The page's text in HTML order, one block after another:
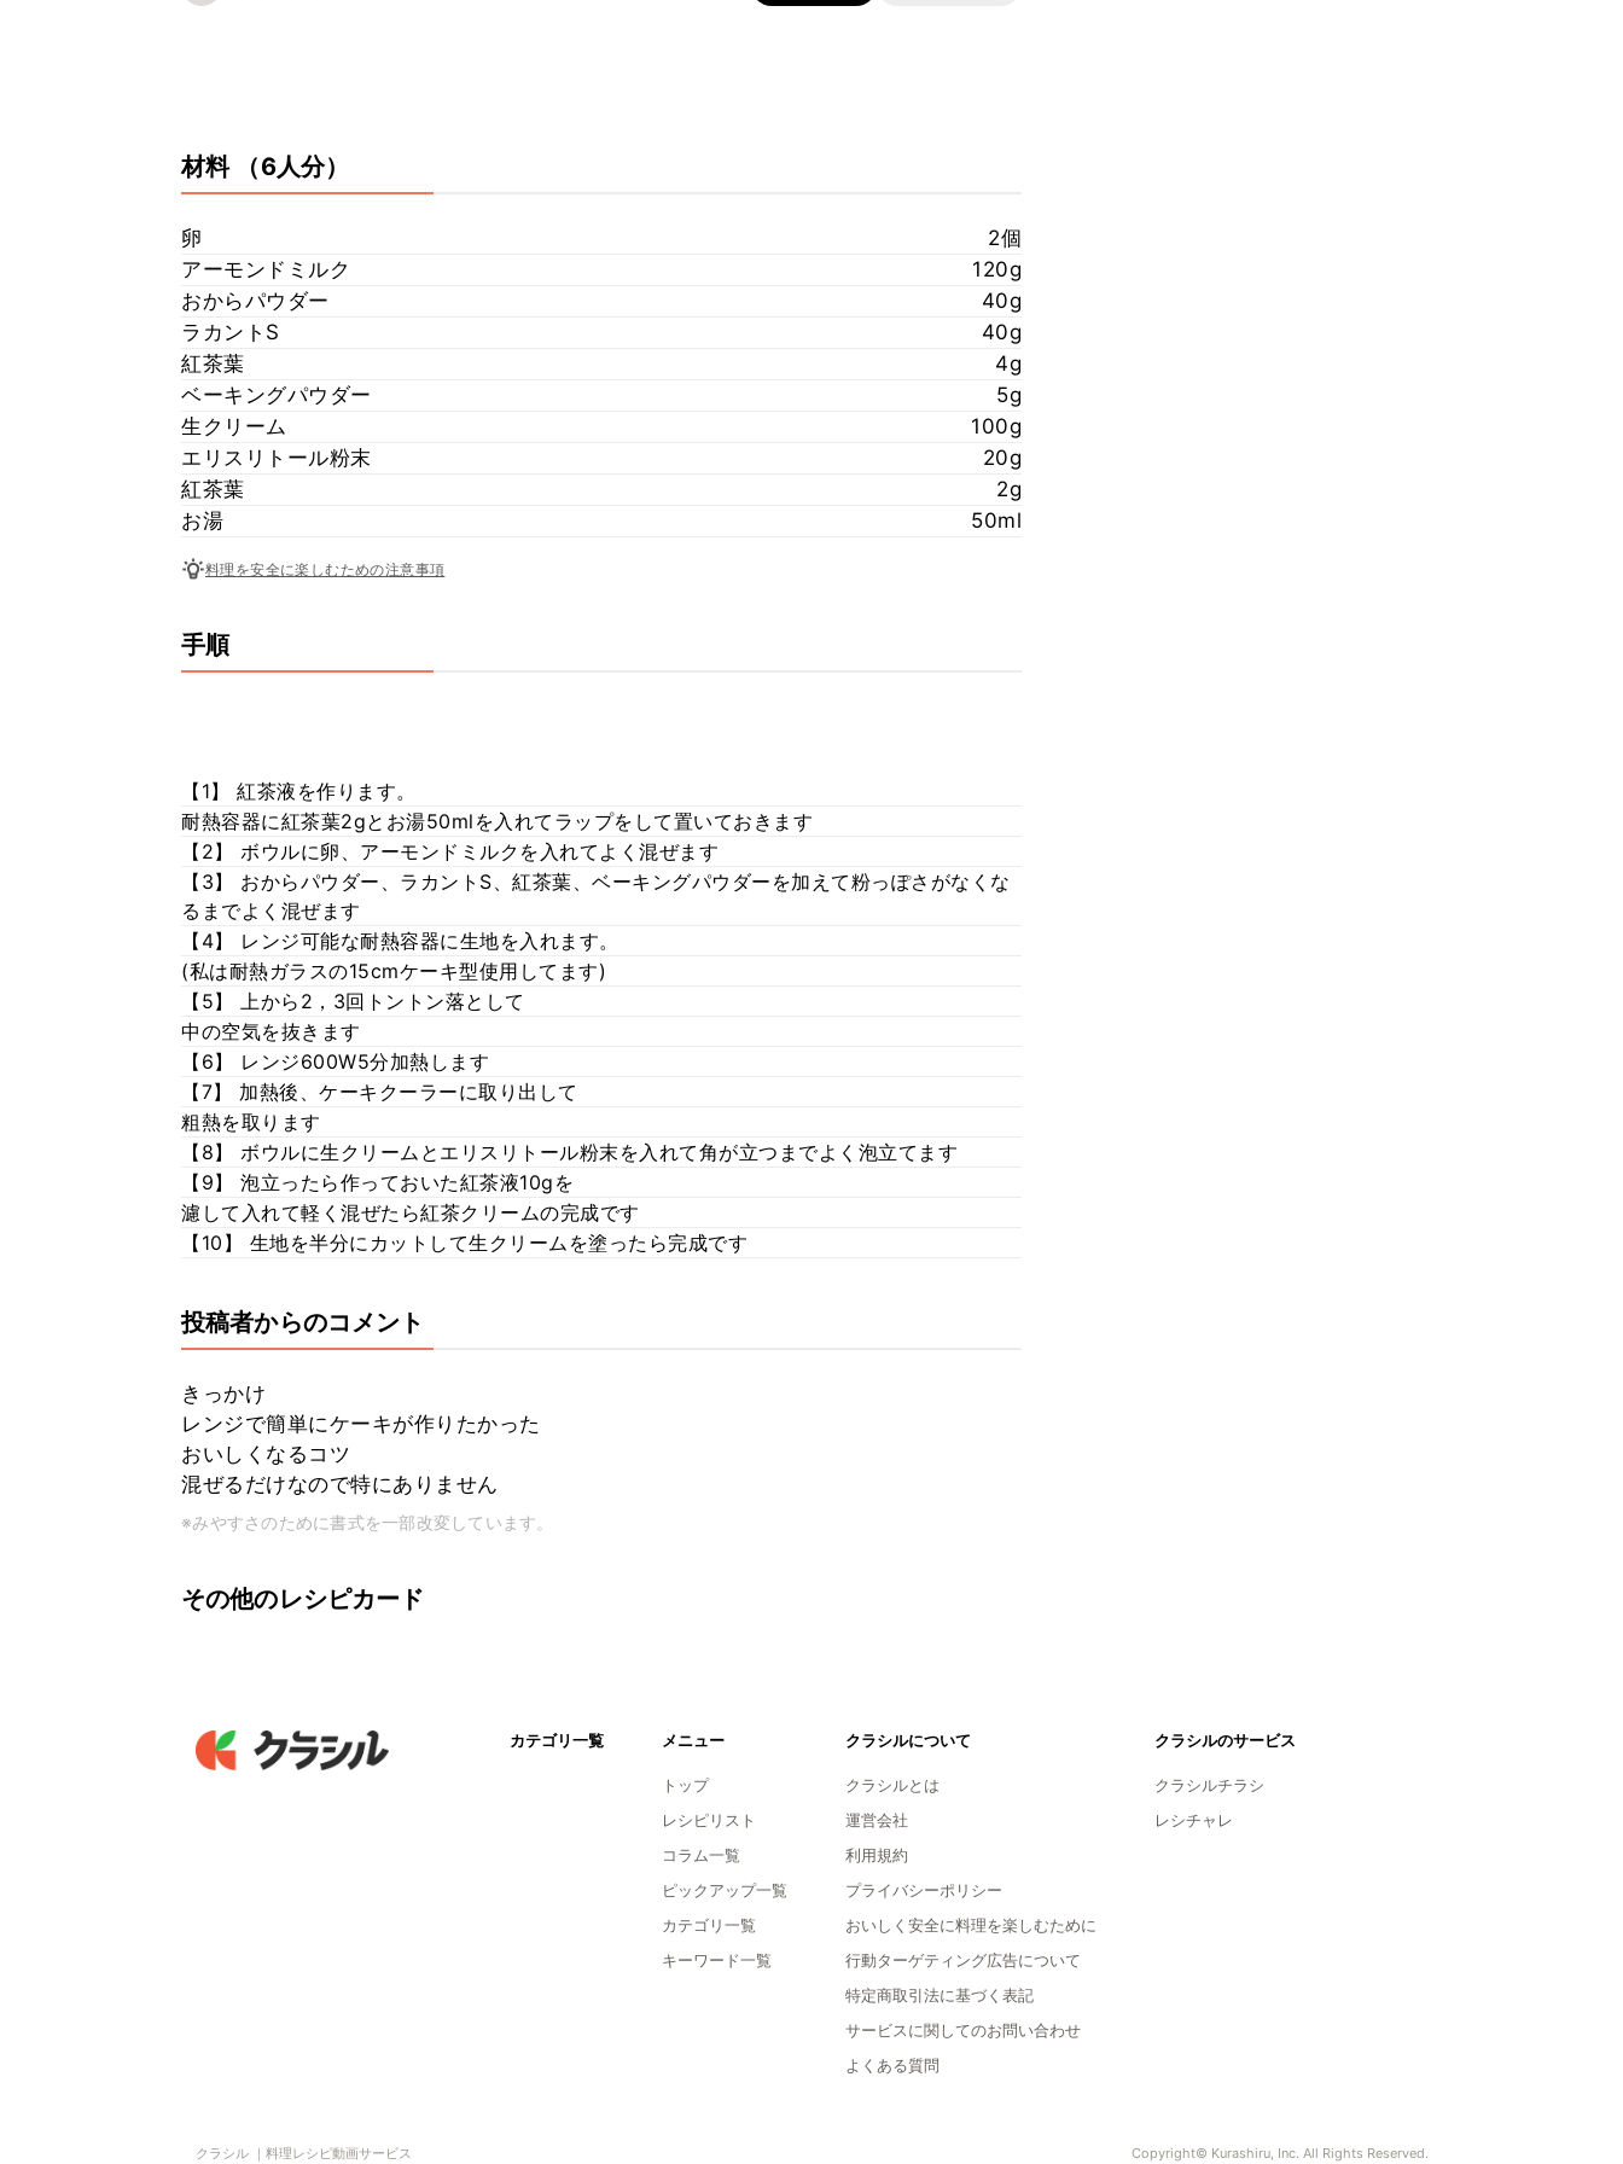
材料 （6人分）
卵
2個
アーモンドミルク
120g
おからパウダー
40g
ラカントS
40g
紅茶葉
4g
ベーキングパウダー
5g
生クリーム
100g
エリスリトール粉末
20g
紅茶葉
2g
お湯
50ml
料理を安全に楽しむための注意事項
手順
【1】 紅茶液を作ります。
耐熱容器に紅茶葉2gとお湯50mlを入れてラップをして置いておきます
【2】 ボウルに卵、アーモンドミルクを入れてよく混ぜます
【3】 おからパウダー、ラカントS、紅茶葉、ベーキングパウダーを加えて粉っぽさがなくな
るまでよく混ぜます
【4】 レンジ可能な耐熱容器に生地を入れます。
(私は耐熱ガラスの15cmケーキ型使用してます)
【5】 上から2，3回トントン落として
中の空気を抜きます
【6】 レンジ600W5分加熱します
【7】 加熱後、ケーキクーラーに取り出して
粗熱を取ります
【8】 ボウルに生クリームとエリスリトール粉末を入れて角が立つまでよく泡立てます
【9】 泡立ったら作っておいた紅茶液10gを
濾して入れて軽く混ぜたら紅茶クリームの完成です
【10】 生地を半分にカットして生クリームを塗ったら完成です
投稿者からのコメント
きっかけ
レンジで簡単にケーキが作りたかった
おいしくなるコツ
混ぜるだけなので特にありません
※みやすさのために書式を一部改変しています。
その他のレシピカード
カテゴリ一覧 メニュー
トップ
レシピリスト
コラム一覧
ピックアップ一覧
カテゴリ一覧
キーワード一覧
クラシルについて
クラシルとは
運営会社
利用規約
プライバシーポリシー
おいしく安全に料理を楽しむために
行動ターゲティング広告について
特定商取引法に基づく表記
サービスに関してのお問い合わせ
よくある質問
クラシルのサービス
クラシルチラシ
レシチャレ
クラシル ｜料理レシピ動画サービス Copyright© Kurashiru, Inc. All Rights Reserved.